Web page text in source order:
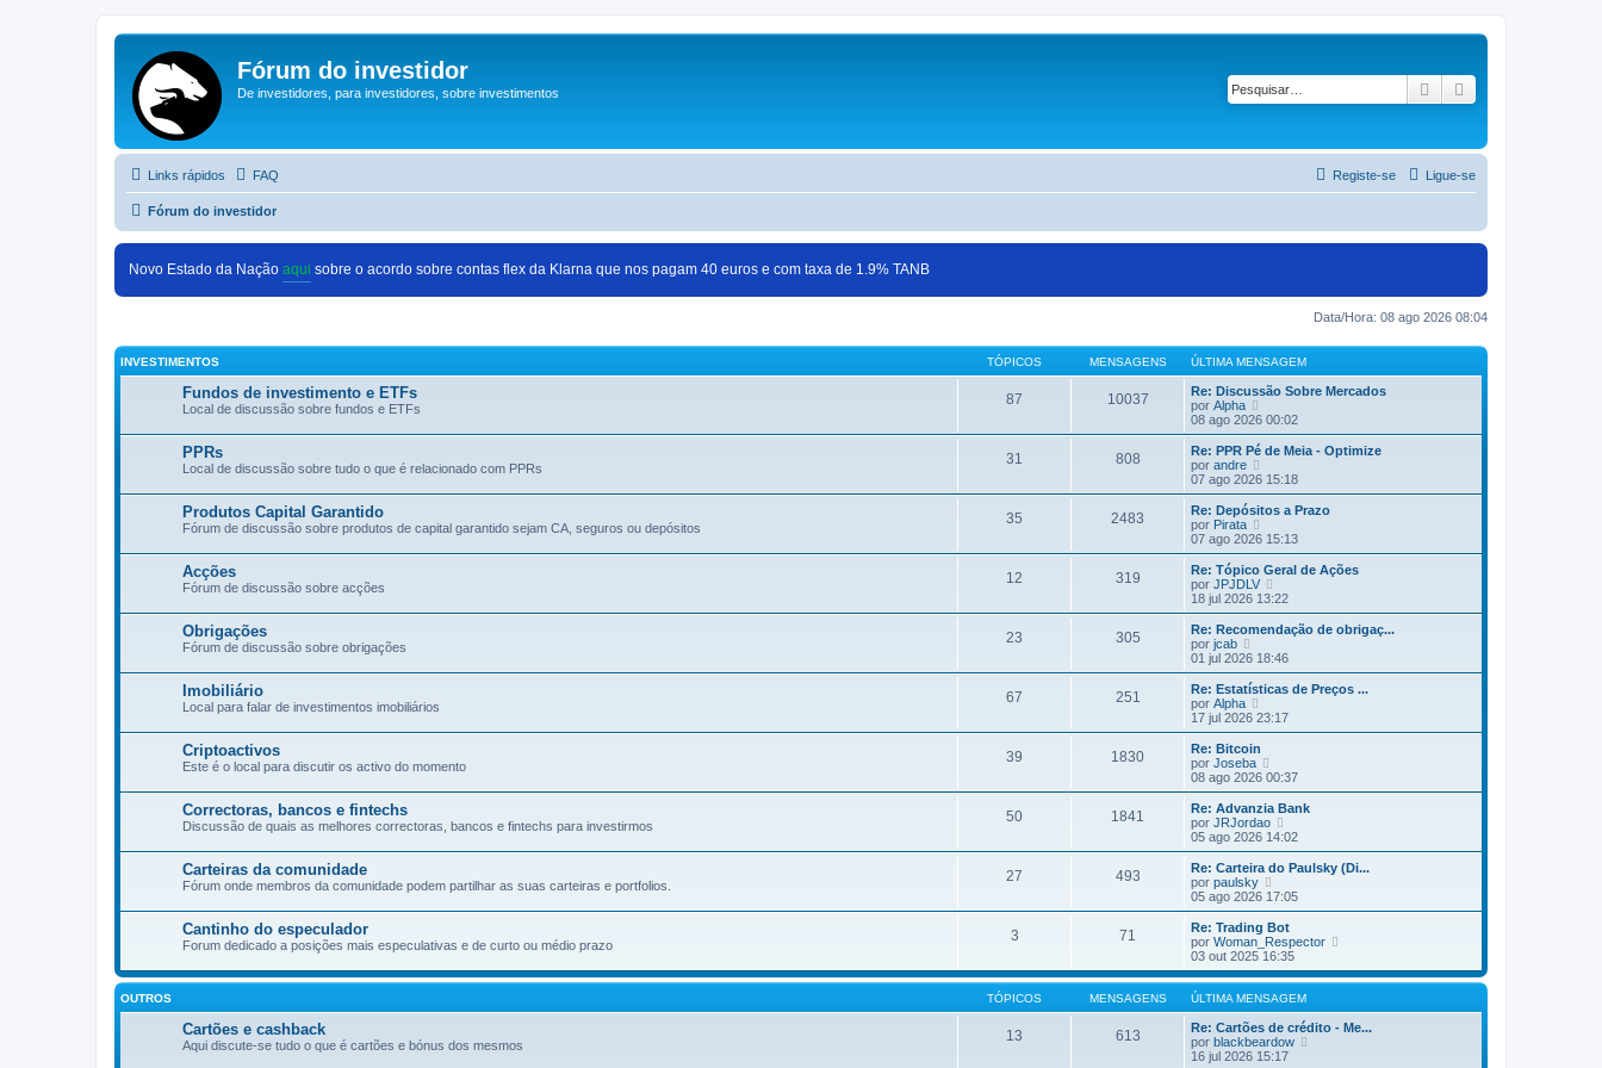
Fórum do investidor
De investidores, para investidores, sobre investimentos Pesquisar
Links rápidos FAQ Ligue-se
Registe-se
Fórum do investidor
Novo Estado da Nação aqui sobre o acordo sobre contas flex da Klarna que nos pagam 40 euros e com taxa de 1.9% TANB
Data/Hora: 08 ago 2026 08:04
INVESTIMENTOS TÓPICOS MENSAGENS ÚLTIMA MENSAGEM
Fundos de investimento e ETFs
Local de discussão sobre fundos e ETFs
87 10037
Re: Discussão Sobre Mercados
por Alpha
e
j
a
ú
t
i
m
a
e
n
s
a
g
m
08 ago 2026 00:02
PPRs
Local de discussão sobre tudo o que é relacionado com PPRs
31 808
Re: PPR Pé de Meia - Optimize
por andre
e
j
a
ú
t
i
m
a
e
s
a
g
m
07 ago 2026 15:18
Produtos Capital Garantido
Fórum de discussão sobre produtos de capital garantido sejam CA, seguros ou depósitos
35 2483
Re: Depósitos a Prazo
por Pirata
e
j
a
a
ú
i
m
a
e
s
a
e
m
07 ago 2026 15:13
Acções
Fórum de discussão sobre acções
12 319
Re: Tópico Geral de Ações
por JPJDLV
e
j
a
ú
i
m
a
s
a
g
e
m
18 jul 2026 13:22
Obrigações
Fórum de discussão sobre obrigações
23 305
Re: Recomendação de obrigaç...
por jcab
e
j
a
a
ú
i
m
a
e
n
s
a
g
e
m
01 jul 2026 18:46
Imobiliário
Local para falar de investimentos imobiliários
67 251
Re: Estatísticas de Preços ...
por Alpha
e
j
a
ú
t
i
m
a
e
n
s
a
g
e
m
17 jul 2026 23:17
Criptoactivos
Este é o local para discutir os activo do momento
39 1830
Re: Bitcoin
por Joseba
e
j
a
a
ú
t
i
m
a
e
n
s
a
e
08 ago 2026 00:37
Correctoras, bancos e fintechs
Discussão de quais as melhores correctoras, bancos e fintechs para investirmos
50 1841
Re: Advanzia Bank
por JRJordao
e
j
a
ú
t
i
m
a
M
e
n
a
g
05 ago 2026 14:02
Carteiras da comunidade
Fórum onde membros da comunidade podem partilhar as suas carteiras e portfolios.
27 493
Re: Carteira do Paulsky (Di...
por paulsky
e
j
a
a
ú
t
i
m
a
M
e
05 ago 2026 17:05
Cantinho do especulador
Forum dedicado a posições mais especulativas e de curto ou médio prazo
3 71
Re: Trading Bot
por Woman_Respector
j
a
ú
l
03 out 2025 16:35
OUTROS TÓPICOS MENSAGENS ÚLTIMA MENSAGEM
Cartões e cashback
Aqui discute-se tudo o que é cartões e bónus dos mesmos
13 613
Re: Cartões de crédito - Me...
por blackbeardow
16 jul 2026 15:17